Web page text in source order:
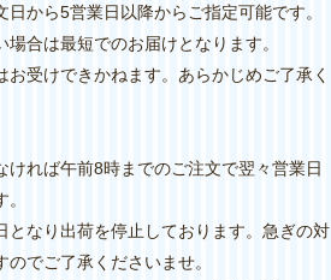
日から5営業日以降からご指定可能です。
場合は最短でのお届けとなります。
受けできかねます。あらかじめご了承く
ければ午前8時までのご注文で翌々営業日
となり出荷を停止しております。急ぎの対
のでご了承くださいませ。